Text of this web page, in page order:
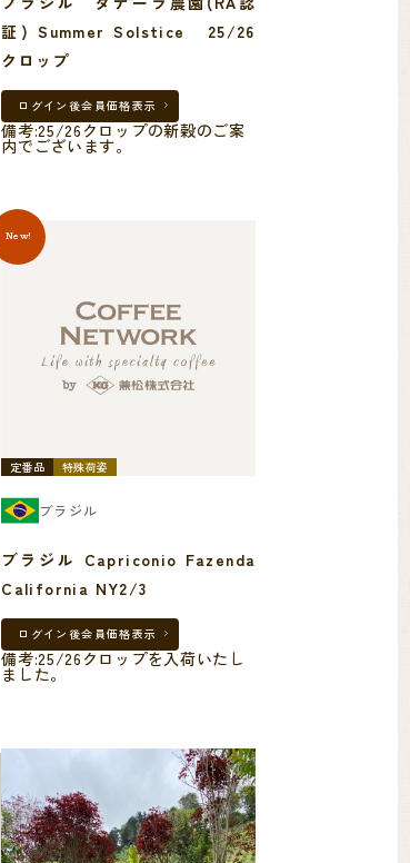
証) Summer Solstice 25/26
クロップ
ログイン後会員価格表示
備考:25/26クロップの新穀のご案
内でございます。
New!
定番品 特殊荷姿
ブラジル
ブラジル Capriconio Fazenda
California NY2/3
ログイン後会員価格表示
備考:25/26クロップを入荷いたし
ました。